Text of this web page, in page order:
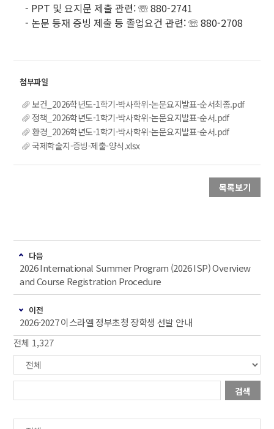
- PPT 및 요지문 제출 관련: ☏ 880-2741
- 논문 등재 증빙 제출 등 졸업요건 관련: ☏ 880-2708
보건_2026학년도-1학기-박사학위-논문요지발표-순서최종.pdf
정책_2026학년도-1학기-박사학위-논문요지발표-순서.pdf
환경_2026학년도-1학기-박사학위-논문요지발표-순서.pdf
국제학술지-증빙-제출-양식.xlsx
목록보기
다음
2026 International Summer Program (2026 ISP) Overview
and Course Registration Procedure
이전
2026-2027 이스라엘 정부초청 장학생 선발 안내
전체 1,327
검색